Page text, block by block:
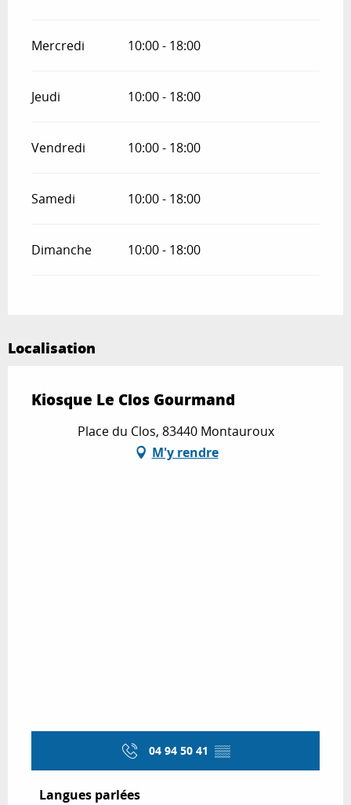
Mercredi 10:00 - 18:00
Jeudi 10:00 - 18:00
Vendredi 10:00 - 18:00
Samedi 10:00 - 18:00
Dimanche 10:00 - 18:00
Localisation
Kiosque Le Clos Gourmand
Place du Clos, 83440 Montauroux
M'y rendre
04 94 50 41 ▒▒
Langues parlées
Langues parlées